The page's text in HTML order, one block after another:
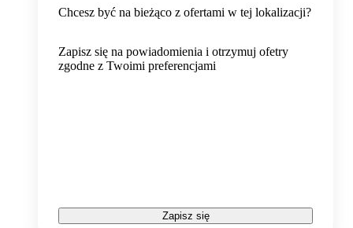
Chcesz być na bieżąco z ofertami w tej lokalizacji?
Zapisz się na powiadomienia i otrzymuj ofetry
zgodne z Twoimi preferencjami
Zapisz się